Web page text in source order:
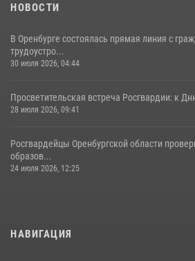
НОВОСТИ
В Оренбурге состоялась прямая линия с
трудоустро...
30 июля 2026, 04:44
Просветительская встреча Росгвардии: к
28 июля 2026, 09:41
Росгвардейцы Оренбургской области
образов...
24 июля 2026, 12:25
НАВИГАЦИЯ